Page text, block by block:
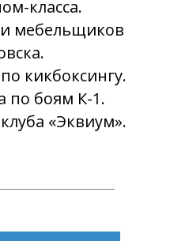
класса.
мебельщиков
кикбоксингу.
по боям К-1.
«Эквиум».